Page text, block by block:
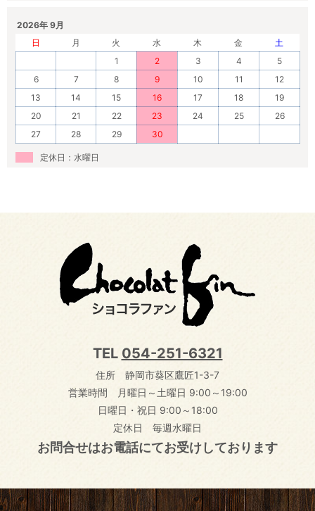
2026年 9月
日
月 火 水 木 金
土
1
2 3 4
5
6
7 8 9 10 11
12
13
14 15 16 17 18
19
20
21 22 23 24 25
26
27
28 29 30
定休日：水曜日
TEL 054-251-6321
住所 静岡市葵区鷹匠1-3-7
営業時間 月曜日～土曜日 9:00～19:00
日曜日・祝日 9:00～18:00
定休日 毎週水曜日
お問合せはお電話にてお受けしております